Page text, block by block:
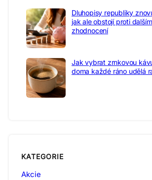
Dluhopisy republiky
jak ale obstojí proti
zhodnocení
Jak vybrat zrnkovou
doma každé ráno udělá
KATEGORIE
Akcie